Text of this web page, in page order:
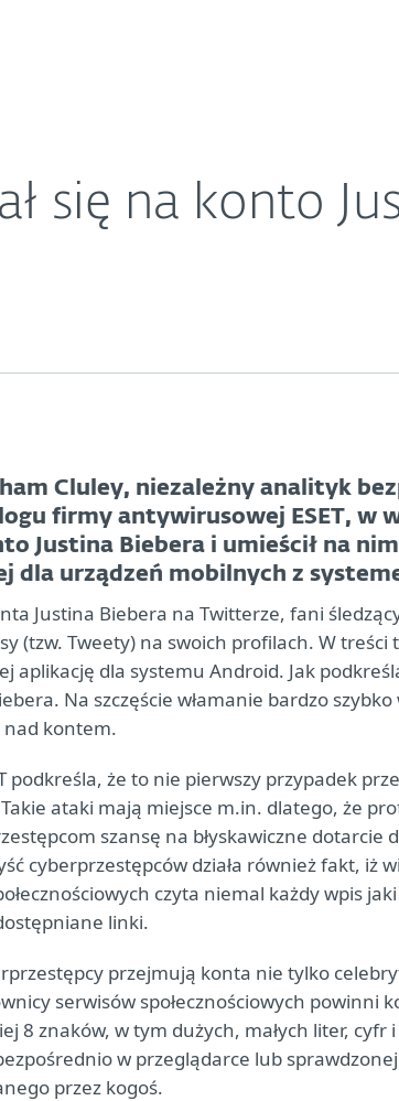
się na konto
Cluley, niezależny analityk
firmy antywirusowej ESET, w
Justina Biebera i umieścił na
dla urządzeń mobilnych z
Justina Biebera na Twitterze, fani
(tzw. Tweety) na swoich profilach. W treści
aplikację dla systemu Android. Jak
Na szczęście włamanie bardzo
nad kontem.
podkreśla, że to nie pierwszy przypadek
ataki mają miejsce m.in. dlatego, że
szansę na błyskawiczne dotarcie
cyberprzestępców działa również fakt, iż
czyta niemal każdy wpis
linki.
przejmują konta nie tylko
serwisów społecznościowych powinni
8 znaków, w tym dużych, małych liter, cyfr
w przeglądarce lub
przez kogoś.